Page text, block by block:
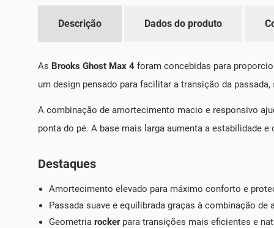
Descrição Dados do produto
As Brooks Ghost Max 4 foram concebidas para
um design pensado para facilitar a transição da
A combinação de amortecimento macio e responsivo
ponta do pé. A base mais larga aumenta a estabilidade
Destaques
Amortecimento elevado para máximo conforto e
Passada suave e equilibrada graças à combinação
Geometria rockerpara transições mais eficientes e